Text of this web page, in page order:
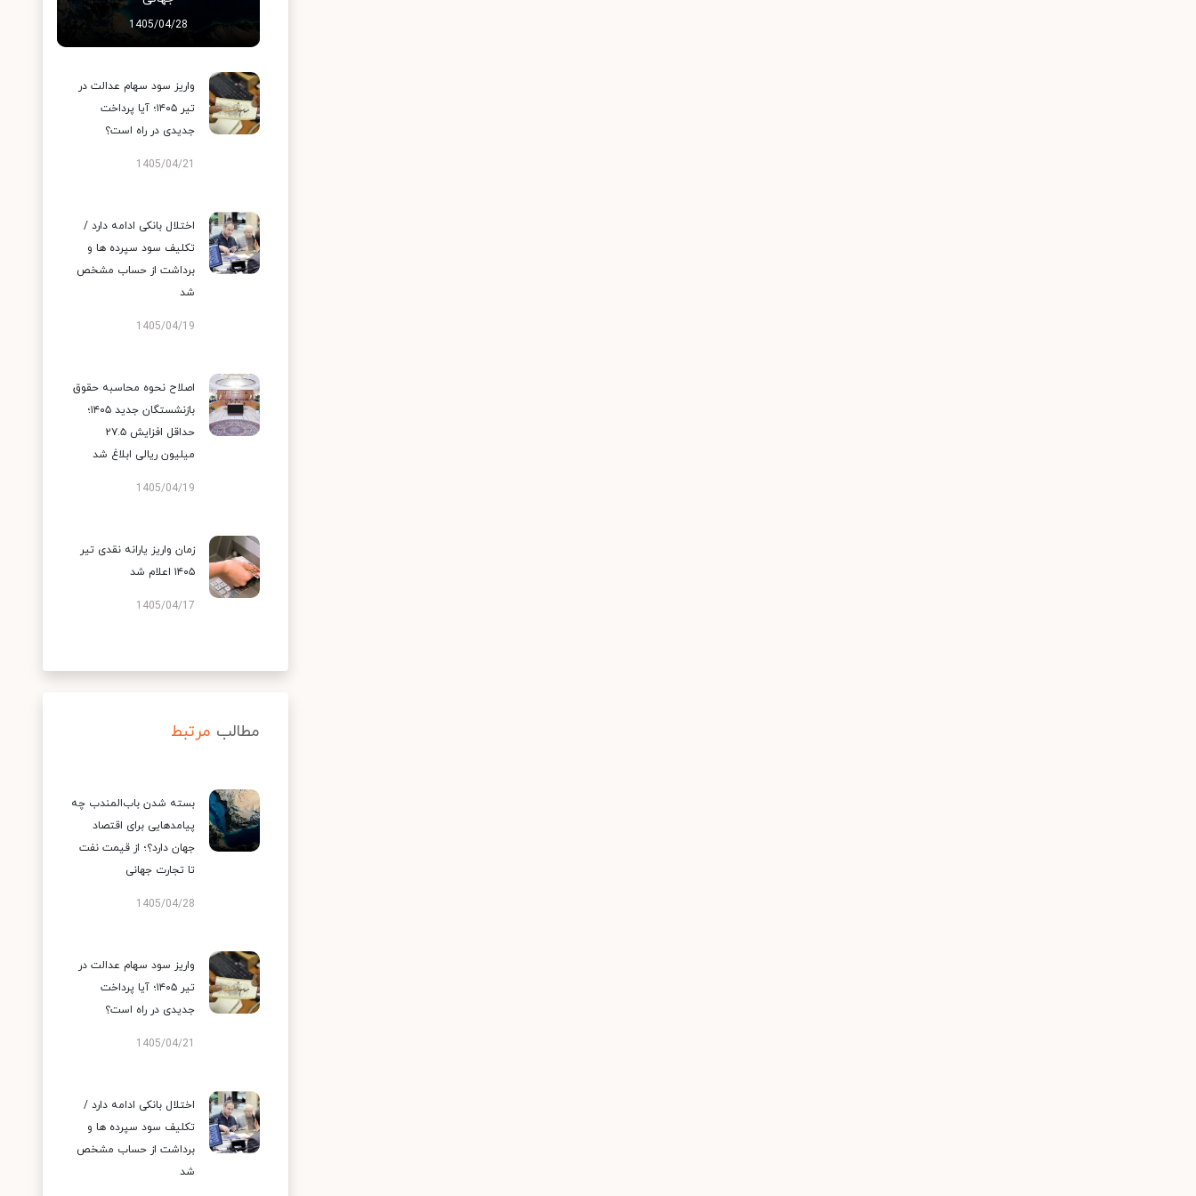
1405/04/28
واریز سود سهام عدالت در
تیر ۱۴۰۵؛ آیا پرداخت
جدیدی در راه است؟
1405/04/21
اختلال بانکی ادامه دارد /
تکلیف سود سپرده ها و
برداشت از حساب مشخص
شد
1405/04/19
اصلاح نحوه محاسبه حقوق
بازنشستگان جدید ۱۴۰۵؛
حداقل افزایش ۲۷.۵
میلیون ریالی ابلاغ شد
1405/04/19
زمان واریز یارانه نقدی تیر
۱۴۰۵ اعلام شد
1405/04/17
مطالب مرتبط
بسته شدن باب‌المندب چه
پیامدهایی برای اقتصاد
جهان دارد؟؛ از قیمت نفت
تا تجارت جهانی
1405/04/28
واریز سود سهام عدالت در
تیر ۱۴۰۵؛ آیا پرداخت
جدیدی در راه است؟
1405/04/21
اختلال بانکی ادامه دارد /
تکلیف سود سپرده ها و
برداشت از حساب مشخص
شد